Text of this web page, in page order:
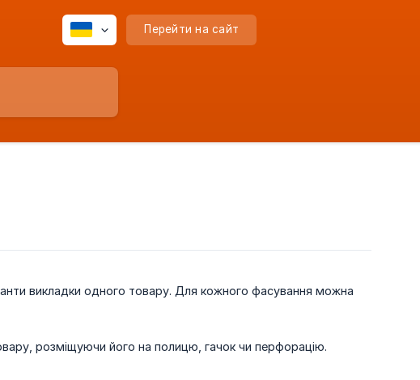
Перейти на сайт
викладки одного товару. Для кожного фасування можна
розміщуючи його на полицю, гачок чи перфорацію.